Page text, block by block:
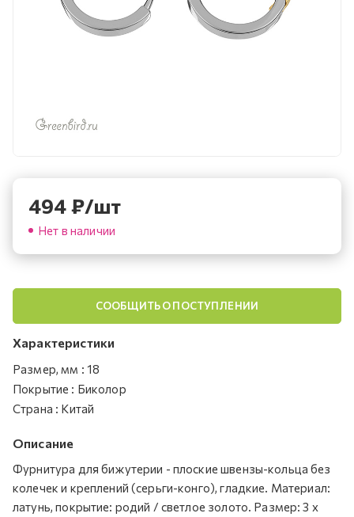
494₽/шт
Нет в наличии
СООБЩИТЬ О ПОСТУПЛЕНИИ
Характеристики
Размер, мм : 18
Покрытие : Биколор
Страна : Китай
Описание
Фурнитура для бижутерии - плоские швензы-кольца без
колечек и креплений (серьги-конго), гладкие. Материал:
латунь, покрытие: родий / светлое золото. Размер: 3 х